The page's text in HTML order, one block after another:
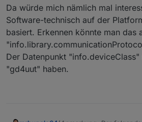
bleiben und auch den
berücksichtigen ;) ).
Aktuelle Versionen
Stadiu
m
Version
Stable 1.4.14
Da würde mich nämlich mal
Software-technisch auf der
basiert. Erkennen könnte man das
Der Datenpunkt "info.deviceClass"
"gd4uut" haben.